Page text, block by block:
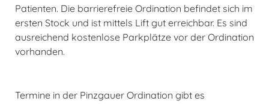
Patienten. Die barrierefreie Ordination befindet sich im
ersten Stock und ist mittels Lift gut erreichbar. Es sind
ausreichend kostenlose Parkplätze vor der Ordination
vorhanden.
Termine in der Pinzgauer Ordination gibt es